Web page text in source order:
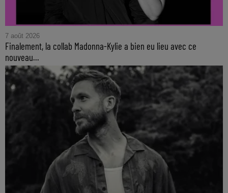
7 août 2026
Finalement, la collab Madonna-Kylie a bien eu lieu avec ce
nouveau...